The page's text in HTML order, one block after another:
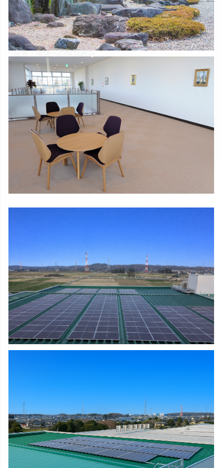
ESG/SDGsへの取り組み
品質・環境への取り組み
情報セキュリティへの取り組み
工場紹介
事業所一覧